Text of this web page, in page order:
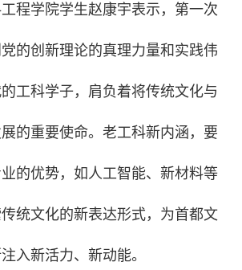
程学院学生赵康宇表示，第一次
的创新理论的真理力量和实践伟
工科学子，肩负着将传统文化与
的重要使命。老工科新内涵，要
的优势，如人工智能、新材料等
统文化的新表达形式，为首都文
入新活力、新动能。